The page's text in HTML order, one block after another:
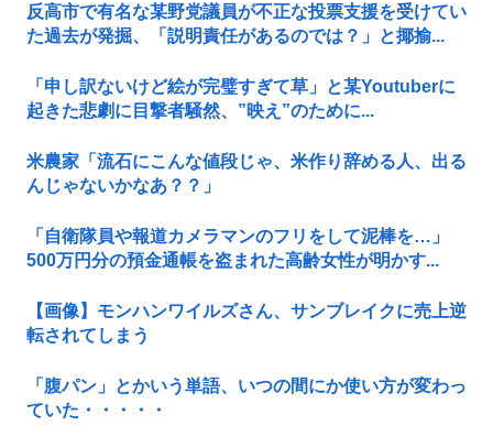
反高市で有名な某野党議員が不正な投票支援を受けてい
た過去が発掘、「説明責任があるのでは？」と揶揄...
「申し訳ないけど絵が完璧すぎて草」と某Youtuberに
起きた悲劇に目撃者騒然、”映え”のために...
米農家「流石にこんな値段じゃ、米作り辞める人、出る
んじゃないかなあ？？」
「自衛隊員や報道カメラマンのフリをして泥棒を…」
500万円分の預金通帳を盗まれた高齢女性が明かす...
【画像】モンハンワイルズさん、サンブレイクに売上逆
転されてしまう
「腹パン」とかいう単語、いつの間にか使い方が変わっ
ていた・・・・・